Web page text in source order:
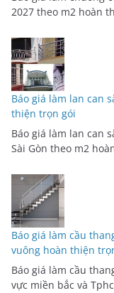
2027 theo m2 hoàn
Báo giá làm lan can
thiện trọn gói
Báo giá làm lan can
Sài Gòn theo m2
Báo giá làm cầu
vuông hoàn thiện
Báo giá làm cầu
vực miền bắc và